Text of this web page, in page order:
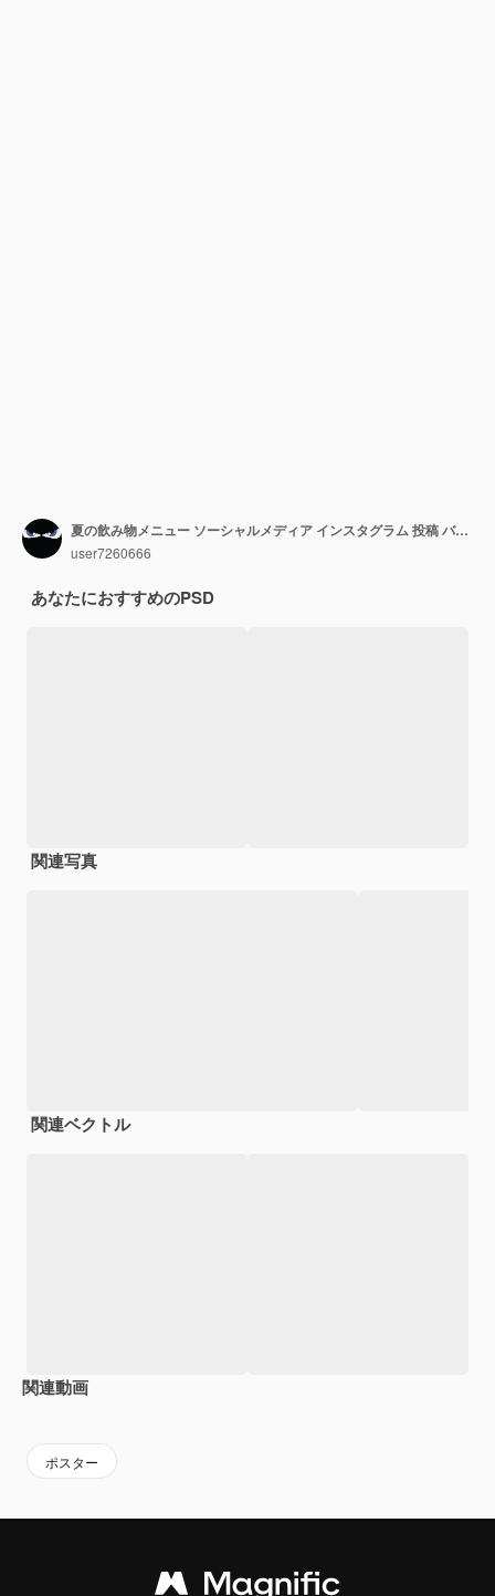
夏の飲み物メニュー ソーシャルメディア インスタグラム 投稿 バナー テンプレート
user7260666
あなたにおすすめのPSD
関連写真
関連ベクトル
関連動画
ポスター